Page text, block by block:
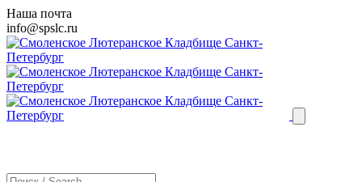
Наша почта
info@spslc.ru